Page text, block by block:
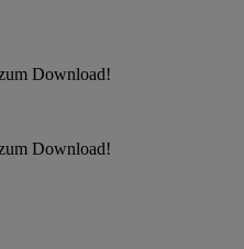
Download!
Download!